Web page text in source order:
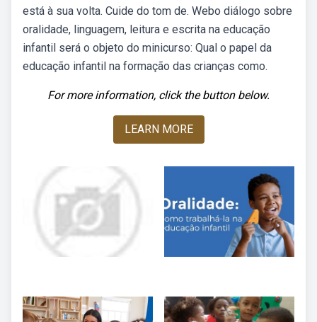
está à sua volta. Cuide do tom de. Webo diálogo sobre
oralidade, linguagem, leitura e escrita na educação
infantil será o objeto do minicurso: Qual o papel da
educação infantil na formação das crianças como.
For more information, click the button below.
LEARN MORE